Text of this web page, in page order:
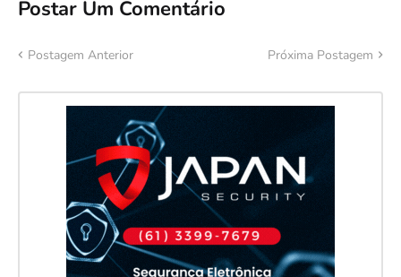
Postar Um Comentário
Postagem Anterior Próxima Postagem